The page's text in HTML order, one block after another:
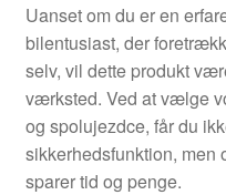
Levering
Min Konto
Om os
Uanset om du er en
bilentusiast, der
selv, vil dette produkt
værksted. Ved at vælge
og spolujezdce, får du
sikkerhedsfunktion, men
sparer tid og penge.